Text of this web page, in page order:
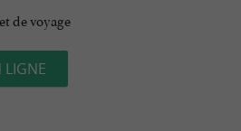
de voyage
LIGNE